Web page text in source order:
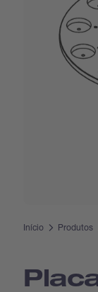
Início Produtos